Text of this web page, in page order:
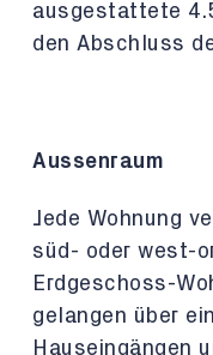
ausgestattete
den Abschluss
Aussenraum
Jede Wohnung
süd- oder west-
Erdgeschoss-
gelangen über
Hauseingängen